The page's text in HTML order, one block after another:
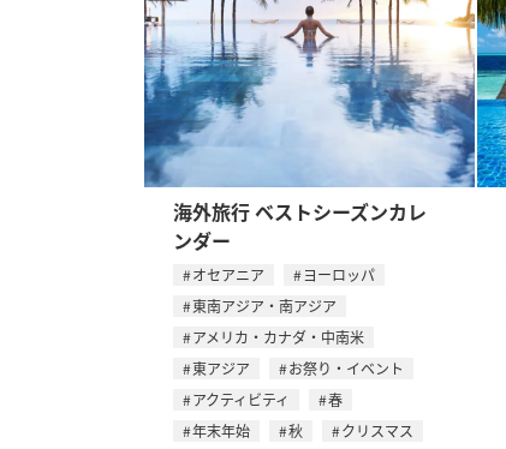
海外旅行 ベストシーズンカレ
ンダー
オセアニア
ヨーロッパ
東南アジア・南アジア
アメリカ・カナダ・中南米
東アジア
お祭り・イベント
アクティビティ
春
年末年始
秋
クリスマス